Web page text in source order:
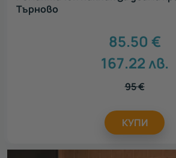
Търново
85.50 €
167.22лв.
95€
КУПИ